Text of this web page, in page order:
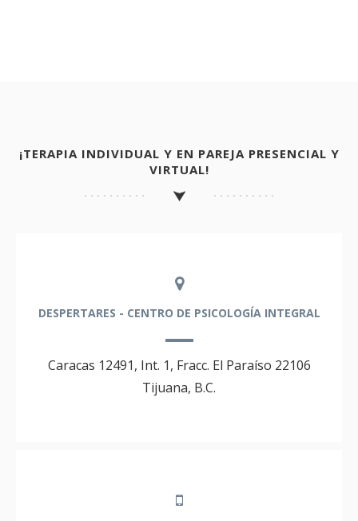
¡TERAPIA INDIVIDUAL Y EN PAREJA PRESENCIAL Y
VIRTUAL!
DESPERTARES - CENTRO DE PSICOLOGÍA INTEGRAL
Caracas 12491, Int. 1, Fracc. El Paraíso 22106
Tijuana, B.C.